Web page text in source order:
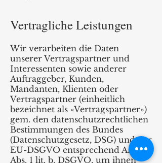
Vertragliche Leistungen
Wir verarbeiten die Daten
unserer Vertragspartner und
Interessenten sowie anderer
Auftraggeber, Kunden,
Mandanten, Klienten oder
Vertragspartner (einheitlich
bezeichnet als «Vertragspartner»)
gem. den datenschutzrechtlichen
Bestimmungen des Bundes
(Datenschutzgesetz, DSG) und der
EU-DSGVO entsprechend Art. 6
Abs. 1 lit. b. DSGVO, um ihnen